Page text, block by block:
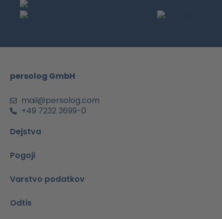
o r
m
e i p
persolog GmbH
mail@persolog.com
+49 7232 3699-0
Dejstva
Pogoji
Varstvo podatkov
Odtis